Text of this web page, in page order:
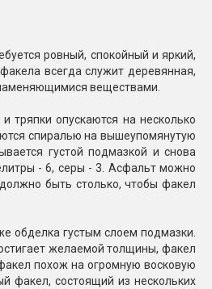
ровный, спокойный и яркий,
всегда служит деревянная,
веществами.
тряпки опускаются на несколько
спиралью на вышеупомянутую
густой подмазкой и снова
- 6, серы - 3. Асфальт можно
быть столько, чтобы факел
обделка густым слоем подмазки.
желаемой толщины, факел
похож на огромную восковую
факел, состоящий из нескольких